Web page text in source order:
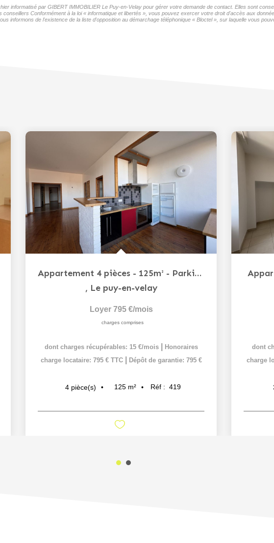
informatisé par GIBERT IMMOBILIER Le Puy-en-Velay pour gérer votre demande de contact. Elles sont
Conformément à la loi « informatique et libertés », vous pouvez exercer votre droit d'accès aux
informons de l'existence de la liste d'opposition au démarchage téléphonique « Bloctel », sur laquelle vous
Appartement 4 pièces - 125m² - Parking et Jardin
, Le puy-en-velay
Loyer 795 €/mois
charges comprises
dont charges récupérables: 15 €/mois
Honoraires
charge locataire: 795 € TTC
Dépôt de garantie: 795 €
4 pièce(s) 125 m² Réf : 419
dont
charge